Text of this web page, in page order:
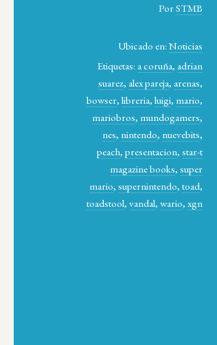
PorSTMB
Ubicado en:Noticias
Etiquetas: a coruña, adrian
suarez, alex pareja, arenas,
bowser,libreria,luigi, mario,
mariobros, mundogamers,
nes, nintendo, nuevebits,
peach,presentacion,star-t
magazine books,super
mario,supernintendo,toad,
toadstool,vandal,wario,xgn